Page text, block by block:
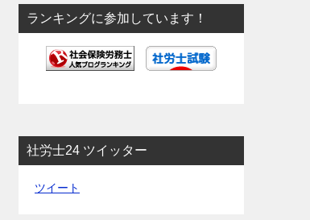
ランキングに参加しています！
社労士24 ツイッター
ツイート